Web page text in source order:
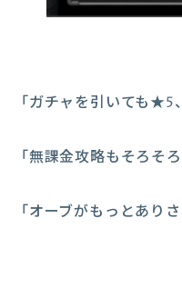
「ガチャを引いても
「無課金攻略もそろそ
「オーブがもっとあり